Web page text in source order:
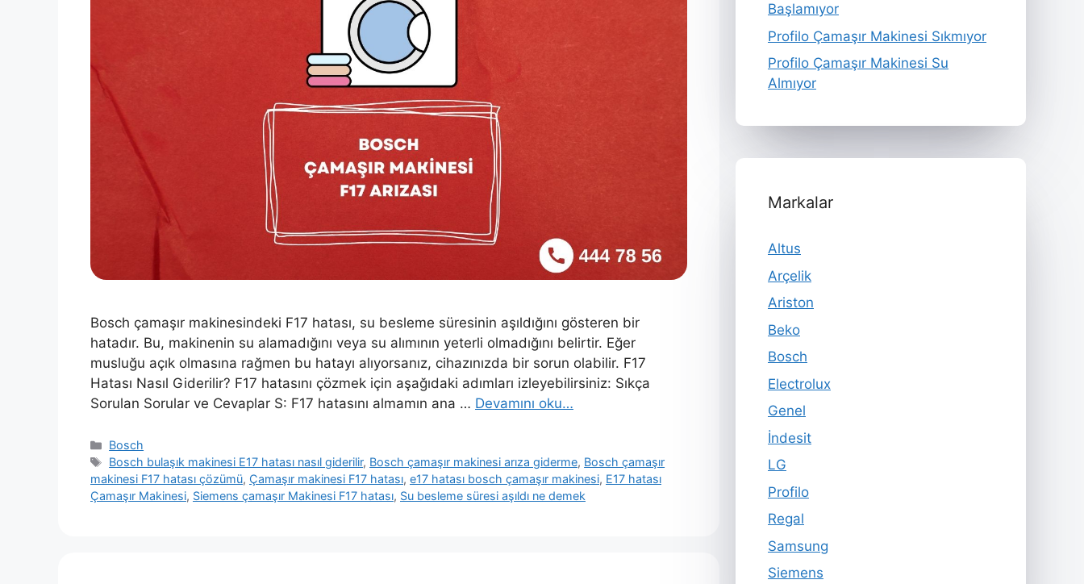
Bosch çamaşır makinesindeki F17 hatası, su besleme süresinin aşıldığını gösteren bir
hatadır. Bu, makinenin su alamadığını veya su alımının yeterli olmadığını belirtir. Eğer
musluğu açık olmasına rağmen bu hatayı alıyorsanız, cihazınızda bir sorun olabilir. F17
Hatası Nasıl Giderilir? F17 hatasını çözmek için aşağıdaki adımları izleyebilirsiniz: Sıkça
Sorulan Sorular ve Cevaplar S: F17 hatasını almamın ana … Devamını oku…
Kategoriler
Bosch
Etiketler
Bosch bulaşık makinesi E17 hatası nasıl giderilir, Bosch çamaşır makinesi arıza giderme, Bosch çamaşır
makinesi F17 hatası çözümü, Çamaşır makinesi F17 hatası, e17 hatası bosch çamaşır makinesi, E17 hatası
Çamaşır Makinesi, Siemens çamaşır Makinesi F17 hatası, Su besleme süresi aşıldı ne demek
Başlamıyor
Profilo Çamaşır Makinesi Sıkmıyor
Profilo Çamaşır Makinesi Su
Almıyor
Markalar
Altus
Arçelik
Ariston
Beko
Bosch
Electrolux
Genel
İndesit
LG
Profilo
Regal
Samsung
Siemens